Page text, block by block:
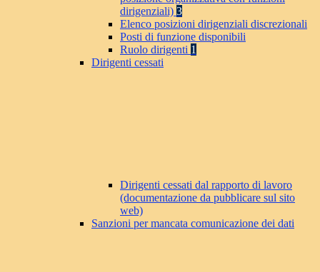
dirigenziali) 3
Elenco posizioni dirigenziali discrezionali
Posti di funzione disponibili
Ruolo dirigenti 1
Dirigenti cessati
Dirigenti cessati dal rapporto di lavoro
(documentazione da pubblicare sul sito
web)
Sanzioni per mancata comunicazione dei dati